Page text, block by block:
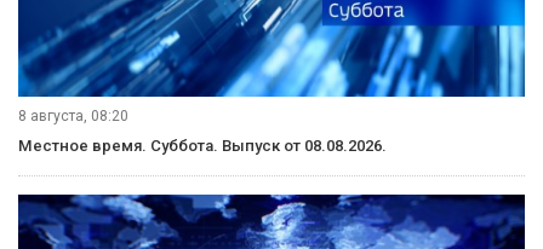
8 августа, 08:20
Местное время. Суббота. Выпуск от 08.08.2026.